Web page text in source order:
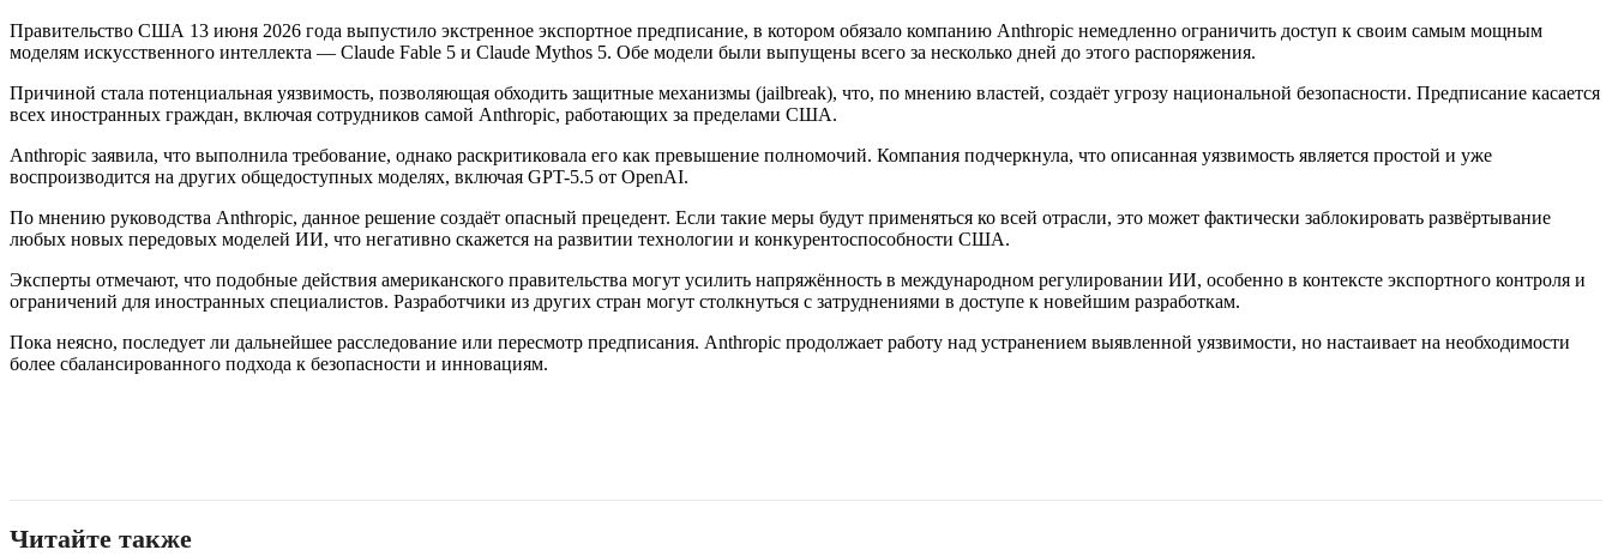
Правительство США 13 июня 2026 года выпустило экстренное экспортное предписание, в котором обязало компанию Anthropic немедленно ограничить доступ к своим самым мощным
моделям искусственного интеллекта — Claude Fable 5 и Claude Mythos 5. Обе модели были выпущены всего за несколько дней до этого распоряжения.
Причиной стала потенциальная уязвимость, позволяющая обходить защитные механизмы (jailbreak), что, по мнению властей, создаёт угрозу национальной безопасности. Предписание касается
всех иностранных граждан, включая сотрудников самой Anthropic, работающих за пределами США.
Anthropic заявила, что выполнила требование, однако раскритиковала его как превышение полномочий. Компания подчеркнула, что описанная уязвимость является простой и уже
воспроизводится на других общедоступных моделях, включая GPT-5.5 от OpenAI.
По мнению руководства Anthropic, данное решение создаёт опасный прецедент. Если такие меры будут применяться ко всей отрасли, это может фактически заблокировать развёртывание
любых новых передовых моделей ИИ, что негативно скажется на развитии технологии и конкурентоспособности США.
Эксперты отмечают, что подобные действия американского правительства могут усилить напряжённость в международном регулировании ИИ, особенно в контексте экспортного контроля и
ограничений для иностранных специалистов. Разработчики из других стран могут столкнуться с затруднениями в доступе к новейшим разработкам.
Пока неясно, последует ли дальнейшее расследование или пересмотр предписания. Anthropic продолжает работу над устранением выявленной уязвимости, но настаивает на необходимости
более сбалансированного подхода к безопасности и инновациям.
Читайте также